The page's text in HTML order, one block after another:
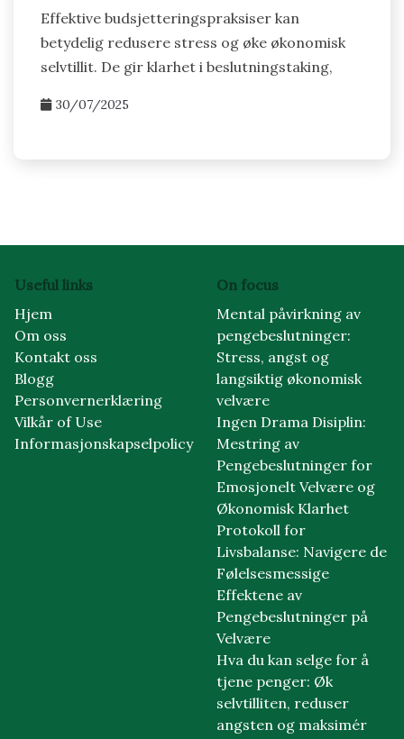
Effektive budsjetteringspraksiser kan
betydelig redusere stress og øke økonomisk
selvtillit. De gir klarhet i beslutningstaking,
30/07/2025
Useful links
Hjem
Om oss
Kontakt oss
Blogg
Personvernerklæring
Vilkår of Use
Informasjonskapselpolicy
On focus
Mental påvirkning av
pengebeslutninger:
Stress, angst og
langsiktig økonomisk
velvære
Ingen Drama Disiplin:
Mestring av
Pengebeslutninger for
Emosjonelt Velvære og
Økonomisk Klarhet
Protokoll for
Livsbalanse: Navigere de
Følelsesmessige
Effektene av
Pengebeslutninger på
Velvære
Hva du kan selge for å
tjene penger: Øk
selvtilliten, reduser
angsten og maksimér